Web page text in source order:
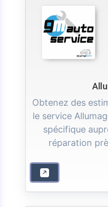
Obtenez des
le service
spécifique
réparation